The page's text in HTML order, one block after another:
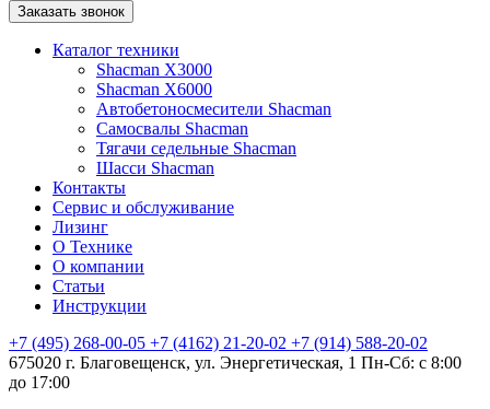
Заказать звонок
Каталог техники
Shacman X3000
Shacman X6000
Автобетоносмесители Shacman
Самосвалы Shacman
Тягачи седельные Shacman
Шасси Shacman
Контакты
Сервис и обслуживание
Лизинг
О Технике
О компании
Статьи
Инструкции
+7 (495) 268-00-05 +7 (4162) 21-20-02 +7 (914) 588-20-02
675020 г. Благовещенск, ул. Энергетическая, 1 Пн-Сб: с 8:00
до 17:00